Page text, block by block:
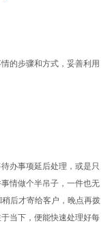
的步骤和方式，妥善利用
办事项延后处理，或是只
情做个半吊子，一件也无
后才寄给客户，晚点再拨
当下，便能快速处理好每